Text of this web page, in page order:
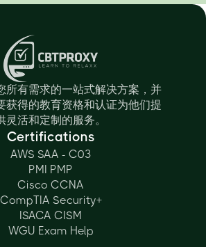
所有需求的一站式解决方案，并
获得的教育资格和认证为他们提
灵活和定制的服务。
Certifications
AWS SAA - C03
PMI PMP
Cisco CCNA
CompTIA Security+
ISACA CISM
WGU Exam Help